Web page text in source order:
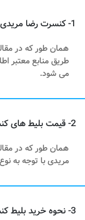
1- کنسرت رضا مریدی چه زمانی برگزار می شود؟
همان طور که در
طریق منابع معتبر
می شود.
2- قیمت بلیط های کنسرت رضا مریدی چه قدر است؟
همان طور که در
مریدی با توجه به
3- نحوه خرید بلیط کنسرت رضا مریدی چگونه است؟